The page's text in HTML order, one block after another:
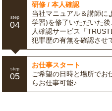
step
04
研修 / 本人確認
当社マニュアル＆講師に
学習)を修了いただいた
人確認サービス「
犯罪歴の有無を確認させ
step
05
お仕事スタート
ご希望の日時と場所でお
らお仕事可能♪